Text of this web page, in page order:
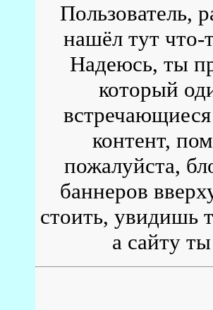
Пользователь,
нашёл тут что-
Надеюсь, ты
который
контент,
пожалуйста,
баннеров
стоить, увидишь
а сайту